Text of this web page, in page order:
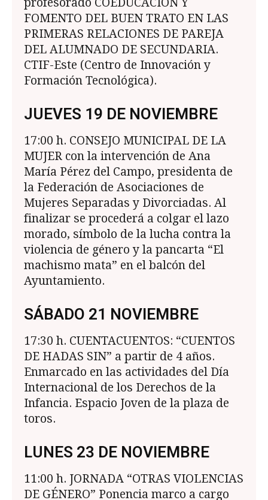
FOMENTO DEL BUEN TRATO EN LAS
PRIMERAS RELACIONES DE PAREJA
DEL ALUMNADO DE SECUNDARIA.
CTIF-Este (Centro de Innovación y
Formación Tecnológica).
JUEVES 19 DE NOVIEMBRE
17:00 h. CONSEJO MUNICIPAL DE LA
MUJER con la intervención de Ana
María Pérez del Cam­po, presidenta de
la Federación de Asociaciones de
Mujeres Separadas y Divorciadas. Al
finalizar se procederá a colgar el lazo
morado, símbolo de la lucha contra la
violencia de género y la pancarta “El
machismo mata” en el balcón del
Ayuntamiento.
SÁBADO 21 NOVIEMBRE
17:30 h. CUENTACUENTOS: “CUENTOS
DE HA­DAS SIN” a partir de 4 años.
Enmarcado en las actividades del Día
Internacional de los Derechos de la
Infancia. Espacio Joven de la plaza de
toros.
LUNES 23 DE NOVIEMBRE
11:00 h. JORNADA “OTRAS VIOLENCIAS
DE GÉNERO” Ponencia marco a cargo